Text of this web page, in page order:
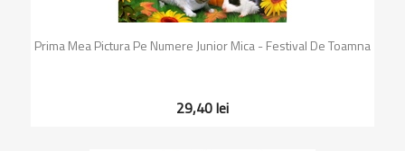
Prima Mea Pictura Pe Numere Junior Mica - Festival De Toamna
29,40 lei